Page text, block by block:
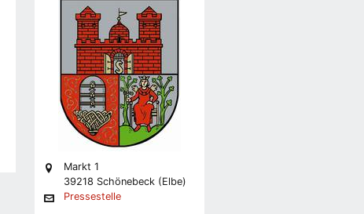
Markt 1
39218 Schönebeck (Elbe)
Pressestelle